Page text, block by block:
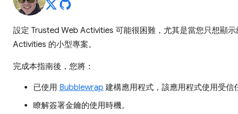
設定 Trusted Web Activities 可能很困難，尤其是當您只想顯
Activities 的小型專案。
完成本指南後，您將：
已使用 Bubblewrap 建構應用程式，該應用程式使用受信
瞭解簽署金鑰的使用時機。